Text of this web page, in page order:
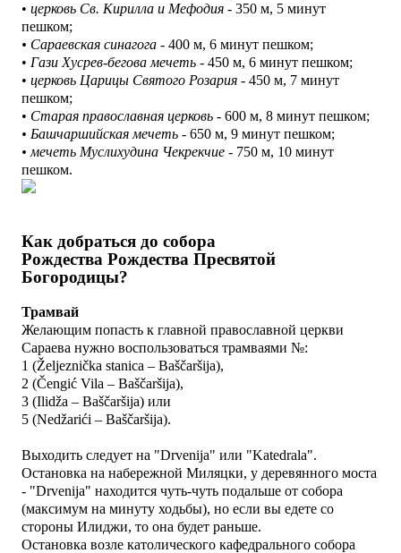
• церковь Св. Кирилла и Мефодия - 350 м, 5 минут
пешком;
• Сараевская синагога - 400 м, 6 минут пешком;
• Гази Хусрев-бегова мечеть - 450 м, 6 минут пешком;
• церковь Царицы Святого Розария - 450 м, 7 минут
пешком;
• Старая православная церковь - 600 м, 8 минут пешком;
• Башчаршийская мечеть - 650 м, 9 минут пешком;
•мечеть Муслихудина Чекрекчие - 750 м, 10 минут
пешком.
Как добраться до собора
Рождества Рождества Пресвятой
Богородицы?
Трамвай
Желающим попасть к главной православной церкви
Сараева нужно воспользоваться трамваями №:
1 (Željeznička stanica – Baščaršija),
2 (Čengić Vila – Baščaršija),
3 (Ilidža – Baščaršija) или
5 (Nedžarići – Baščaršija).
Выходить следует на "Drvenija" или "Katedrala".
Остановка на набережной Миляцки, у деревянного моста
- "Drvenija" находится чуть-чуть подальше от собора
(максимум на минуту ходьбы), но если вы едете со
стороны Илиджи, то она будет раньше.
Остановка возле католического кафедрального собора